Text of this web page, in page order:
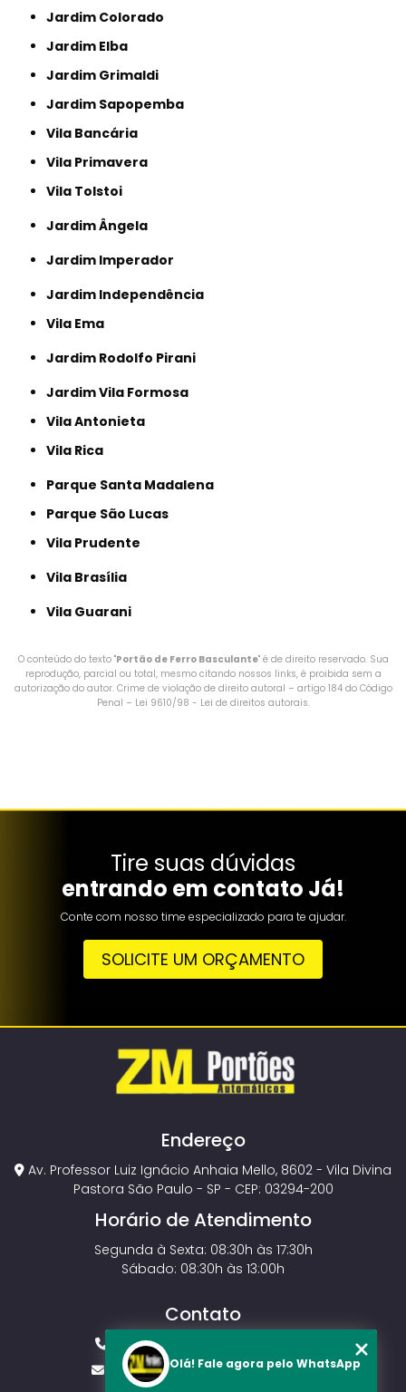
Jardim Colorado
Jardim Elba
Jardim Grimaldi
Jardim Sapopemba
Vila Bancária
Vila Primavera
Vila Tolstoi
Jardim Ângela
Jardim Imperador
Jardim Independência
Vila Ema
Jardim Rodolfo Pirani
Jardim Vila Formosa
Vila Antonieta
Vila Rica
Parque Santa Madalena
Parque São Lucas
Vila Prudente
Vila Brasília
Vila Guarani
O conteúdo do texto "Portão de Ferro Basculante" é de direito reservado. Sua
reprodução, parcial ou total, mesmo citando nossos links, é proibida sem a
autorização do autor. Crime de violação de direito autoral – artigo 184 do Código
Penal – Lei 9610/98 - Lei de direitos autorais.
Tire suas dúvidas
entrando em contato Já!
Conte com nosso time especializado para te ajudar.
SOLICITE UM ORÇAMENTO
Endereço
Av. Professor Luiz Ignácio Anhaia Mello, 8602 - Vila Divina
Pastora São Paulo - SP - CEP: 03294-200
Horário de Atendimento
Segunda à Sexta: 08:30h às 17:30h
Sábado: 08:30h às 13:00h
Contato
(11) 2143-4826
vendas.zmportoes@gmail.com
Olá! Fale agora pelo WhatsApp